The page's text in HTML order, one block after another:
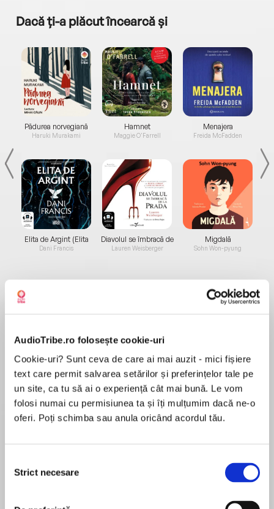
AudioTribe.ro folosește cookie-uri
Cookie-uri? Sunt ceva de care ai mai auzit - mici fișiere
text care permit salvarea setărilor și preferințelor tale pe
un site, ca tu să ai o experiență cât mai bună. Le vom
folosi numai cu permisiunea ta și îți mulțumim dacă ne-o
oferi. Poți schimba sau anula oricând acordul tău.
consimțământului
Strict necesare
Dacă ți-a plăcut încearcă și
Pădurea norvegiană
Haruki Murakami
Elita de Argint (Elita
de...
Dani Francis
Hamnet
Maggie O'Farrell
Diavolul se îmbracă de
la...
Lauren Weisberger
Menajera
Freida McFadden
Migdală
Sohn Won-pyung
Cunoașterea este putere. Folosește-ți ADN-ul
pentru o viață mai fericită și mai sănătoasă!
Kashif Khan, faimos antreprenor în domeniul
biotehnologiei, îți oferă cel mai complex plan de
acțiune pentru a te conduce spre cea mai bună
versiune a vieții tale.
Descoperă în cartea sa „ADN vindecător” ce au
baza unor ani de analiză genetică aprofundată a
rezultatelor ADN-ului a peste 7 000 de oameni.
Află și cum să-ți înțelegi structura genetică și
MAI MULT
Recenzii
Excepțional